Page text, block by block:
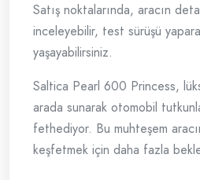
Satış noktalarında, aracın
inceleyebilir, test sürüşü
yaşayabilirsiniz.
Saltica Pearl 600 Princess,
arada sunarak otomobil
fethediyor. Bu muhteşem
keşfetmek için daha fazla